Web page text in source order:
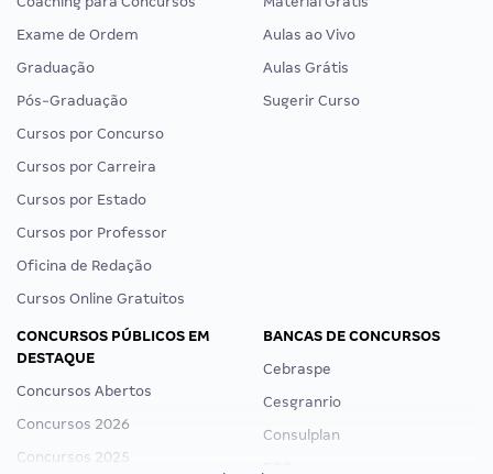
Exame de Ordem
Graduação
Pós-Graduação
Cursos por Concurso
Cursos por Carreira
Cursos por Estado
Cursos por Professor
Oficina de Redação
Cursos Online Gratuitos
Aulas ao Vivo
Aulas Grátis
Sugerir Curso
CONCURSOS PÚBLICOS EM
DESTAQUE
Concursos Abertos
Concursos 2026
Concursos 2025
BANCAS DE CONCURSOS
Cebraspe
Cesgranrio
Consulplan